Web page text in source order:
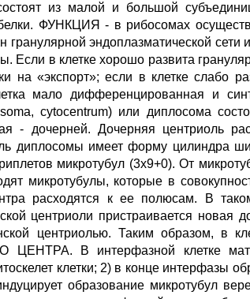
из малой и большой
ФУНКЦИЯ - в рибосомах
эндоплазматической сети
Если в клетке хорошо развита
на «экспорт»; если в клетке слабо
мало дифференцированная и
cytocentrum) или диплосома
- дочерней. Дочерняя центриоль
диплосомы имеет форму цилиндра
микротубул (3х9+0). От
микротубулы, которые в
расходятся к ее полюсам. В
центриоли пристраивается новая
центриолью. Таким образом, в
В интерфазной клетке
клетки; 2) в конце интерфазы
образование микротубул